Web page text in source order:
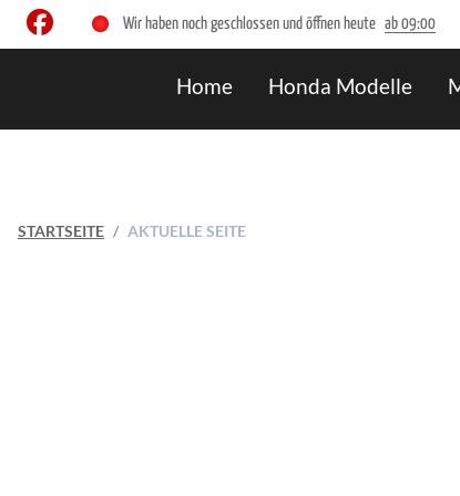
Wir haben noch geschlossen und öffnen heute ab 09:00
Home Honda Modelle
STARTSEITE AKTUELLE SEITE